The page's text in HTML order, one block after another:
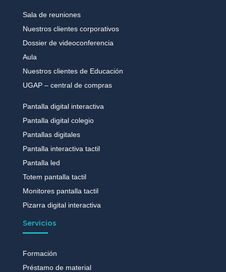
Sala de reuniones
Nuestros clientes corporativos
Dossier de videoconferencia
Aula
Nuestros clientes de Educación
UGAP – central de compras
Pantalla digital interactiva
Pantalla digital colegio
Pantallas digitales
Pantalla interactiva tactil
Pantalla led
Totem pantalla tactil
Monitores pantalla tactil
Pizarra digital interactiva
Servicios
Formación
Préstamo de material